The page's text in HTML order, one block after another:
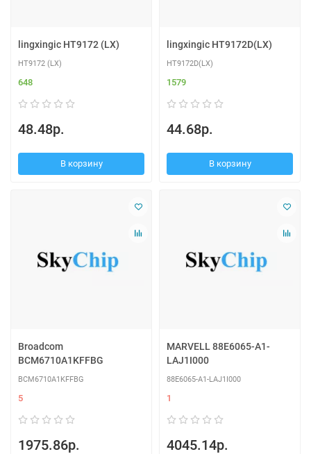
lingxingic HT9172 (LX)
HT9172 (LX)
648
48.48р.
В корзину
lingxingic HT9172D(LX)
HT9172D(LX)
1579
44.68р.
В корзину
Broadcom
BCM6710A1KFFBG
BCM6710A1KFFBG
5
1975.86р.
MARVELL 88E6065-A1-
LAJ1I000
88E6065-A1-LAJ1I000
1
4045.14р.